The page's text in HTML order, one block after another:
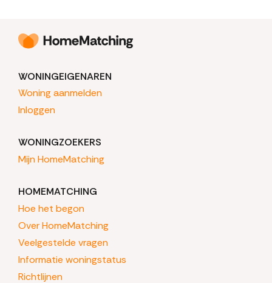
WONINGEIGENAREN
Woning aanmelden
Inloggen
WONINGZOEKERS
Mijn HomeMatching
HOMEMATCHING
Hoe het begon
Over HomeMatching
Veelgestelde vragen
Informatie woningstatus
Richtlijnen